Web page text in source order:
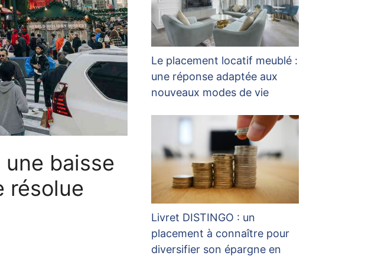
une baisse
résolue
Le placement locatif meublé :
une réponse adaptée aux
nouveaux modes de vie
Livret DISTINGO : un
placement à connaître pour
diversifier son épargne en